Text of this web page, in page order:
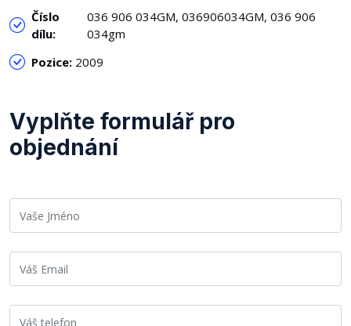
Číslo
dílu:
036 906 034GM, 036906034GM, 036 906
034gm
Pozice: 2009
Vyplňte formulář pro
objednání